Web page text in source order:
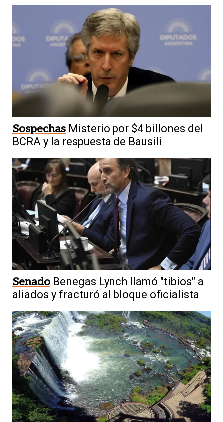
Sospechas Misterio por $4 billones del
BCRA y la respuesta de Bausili
Senado Benegas Lynch llamó "tibios" a
aliados y fracturó al bloque oficialista